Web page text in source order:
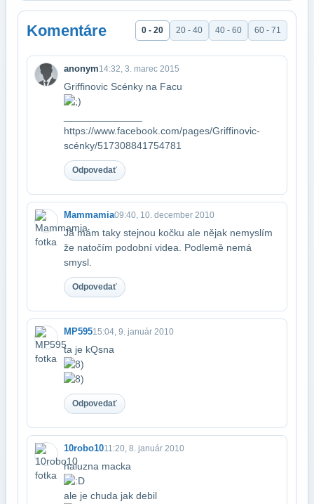
Komentáre 0 - 20 20 - 40 40 - 60 60 - 71
anonym14:32, 3. marec 2015
Griffinovic Scénky na Facu
https://www.facebook.com/pages/Griffinovic-
scénky/517308841754781
Odpovedať
Mammamia09:40, 10. december 2010
Já mám taky stejnou kočku ale nějak nemyslím
že natočím podobní videa. Podle​mě nemá
smysl.
Odpovedať
MP59515:04, 9. január 2010
ta je kQsna
Odpovedať
10robo1011:20, 8. január 2010
haluzna macka
ale je chuda jak debil